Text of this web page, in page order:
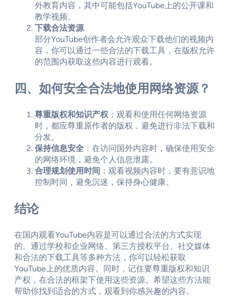
外教育内容，其中可能包括YouTube上的公开课和
教学视频。
下载合法资源
部分YouTube创作者会允许观众下载他们的视频内
容，你可以通过一些合法的下载工具，在版权允许
的范围内获取这些内容进行观看。
四、如何安全合法地使用网络资源？
尊重版权和知识产权 ：观看和使用任何网络资源
时，都应尊重原作者的版权，避免进行非法下载和
分发。
保持信息安全 ：在访问国外内容时，确保使用安全
的网络环境，避免个人信息泄露。
合理规划使用时间 ：观看视频内容时，要有意识地
控制时间，避免沉迷，保持身心健康。
结论
在国内观看YouTube内容是可以通过合法的方式实现
的。通过学校和企业网络、第三方授权平台、社交媒体
和合法的下载工具等多种方法，你可以轻松获取
YouTube上的优质内容。同时，记住要尊重版权和知识
产权，在合法的框架下使用这些资源。希望这些方法能
帮助你找到适合的方式，观看到你感兴趣的内容。